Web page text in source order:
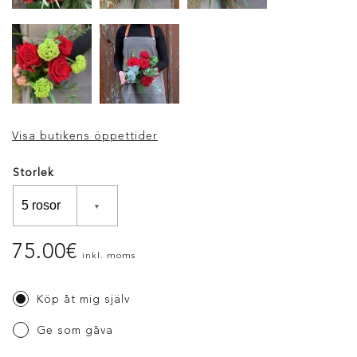
Visa butikens öppettider
Storlek
75.00€ inkl. moms
Köp åt mig själv
Ge som gåva